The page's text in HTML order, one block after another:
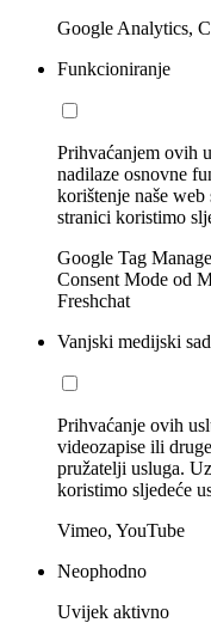
Google Analytics,
Funkcioniranje
Prihvaćanjem ovih
nadilaze osnovne
korištenje naše
stranici koristimo
Google Tag
Consent Mode od
Freshchat
Vanjski medijski
Prihvaćanje ovih
videozapise ili
pružatelji usluga.
koristimo sljedeće
Vimeo, YouTube
Neophodno
Uvijek aktivno